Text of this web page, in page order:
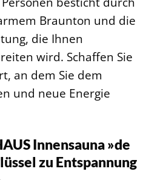
Braunton und die
die Ihnen
wird. Schaffen Sie
an dem Sie dem
und neue Energie
Innensauna »de
zu Entspannung